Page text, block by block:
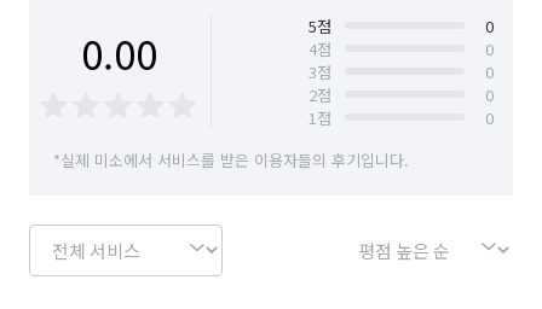
0.00 5점
0
4점
0
3점
0
2점
0
1점
0
*실제 미소에서 서비스를 받은 이용자들의 후기입니다.